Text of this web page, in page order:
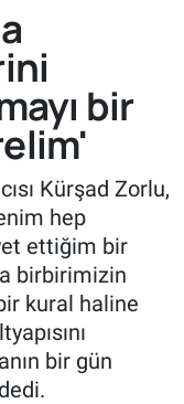
bir
Kürşad Zorlu,
hep
ettiğim bir
birbirimizin
kural haline
bir gün